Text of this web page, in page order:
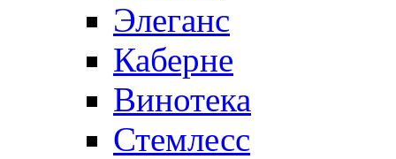
Элеганс
Каберне
Винотека
Стемлесс